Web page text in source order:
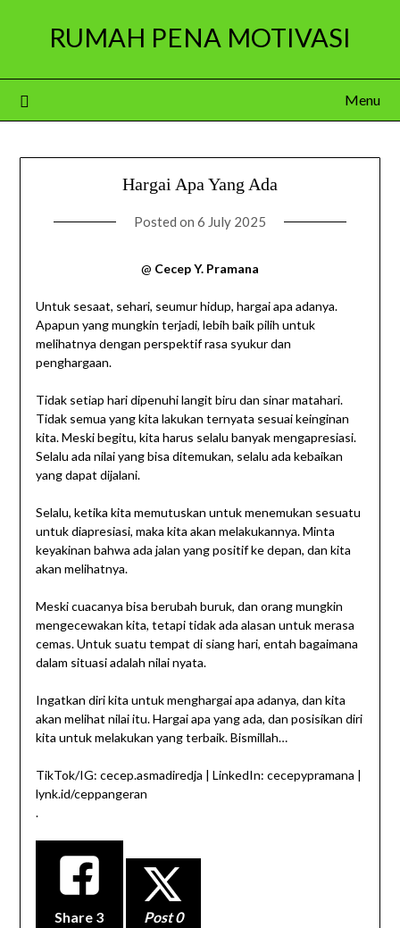
RUMAH PENA MOTIVASI
Menu
Hargai Apa Yang Ada
Posted on 6 July 2025
@ Cecep Y. Pramana
Untuk sesaat, sehari, seumur hidup, hargai apa adanya.
Apapun yang mungkin terjadi, lebih baik pilih untuk
melihatnya dengan perspektif rasa syukur dan
penghargaan.
Tidak setiap hari dipenuhi langit biru dan sinar matahari.
Tidak semua yang kita lakukan ternyata sesuai keinginan
kita. Meski begitu, kita harus selalu banyak mengapresiasi.
Selalu ada nilai yang bisa ditemukan, selalu ada kebaikan
yang dapat dijalani.
Selalu, ketika kita memutuskan untuk menemukan sesuatu
untuk diapresiasi, maka kita akan melakukannya. Minta
keyakinan bahwa ada jalan yang positif ke depan, dan kita
akan melihatnya.
Meski cuacanya bisa berubah buruk, dan orang mungkin
mengecewakan kita, tetapi tidak ada alasan untuk merasa
cemas. Untuk suatu tempat di siang hari, entah bagaimana
dalam situasi adalah nilai nyata.
Ingatkan diri kita untuk menghargai apa adanya, dan kita
akan melihat nilai itu. Hargai apa yang ada, dan posisikan diri
kita untuk melakukan yang terbaik. Bismillah…
TikTok/IG: cecep.asmadiredja | LinkedIn: cecepypramana |
lynk.id/ceppangeran
.
Share 3 Post 0